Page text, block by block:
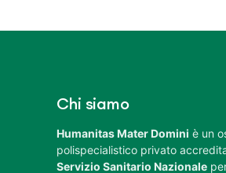
Chi siamo
Humanitas Mater Domini è un
polispecialistico privato
Servizio Sanitario Nazionale